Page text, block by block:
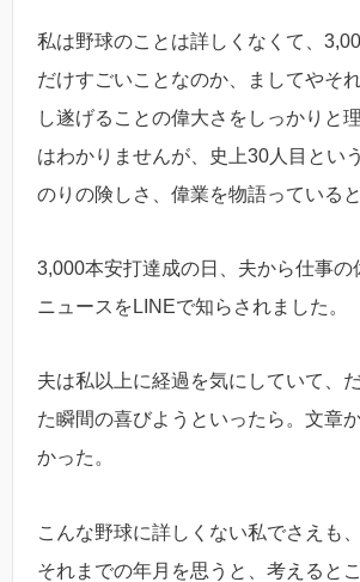
私は野球のことは詳しくなくて、
だけすごいことなのか、ましてやそ
し遂げることの偉大さをしっかりと
はわかりませんが、史上30人目とい
のりの険しさ、偉業を物語っていると
3,000本安打達成の日、夫から仕事の
ニュースをLINEで知らされました。
夫は私以上に経過を気にしていて、
た瞬間の喜びようといったら。文章
かった。
こんな野球に詳しくない私でさえも
それまでの年月を思うと、考えると